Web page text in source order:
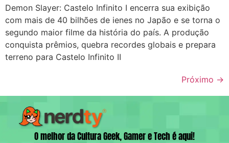
Demon Slayer: Castelo Infinito I encerra sua exibição
com mais de 40 bilhões de ienes no Japão e se torna o
segundo maior filme da história do país. A produção
conquista prêmios, quebra recordes globais e prepara
terreno para Castelo Infinito II
Próximo →
O melhor da Cultura Geek, Gamer e Tech é aqui!